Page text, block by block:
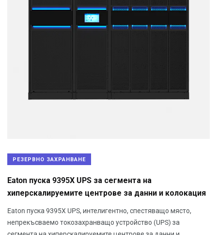
РЕЗЕРВНО ЗАХРАНВАНЕ
Eaton пуска 9395X UPS за сегмента на
хиперскалируемите центрове за данни и колокация
Eaton пуска 9395X UPS, интелигентно, спестяващо място,
непрекъсваемо токозахранващо устройство (UPS) за